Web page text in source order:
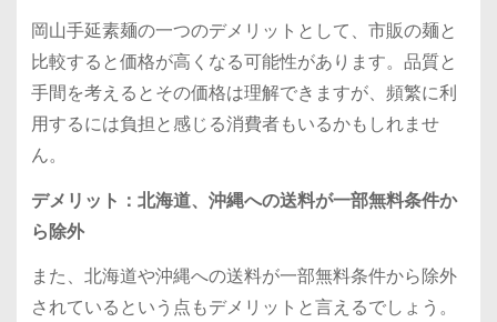
岡山手延素麺の一つのデメリットとして、市販の麺と
比較すると価格が高くなる可能性があります。品質と
手間を考えるとその価格は理解できますが、頻繁に利
用するには負担と感じる消費者もいるかもしれませ
ん。
デメリット：北海道、沖縄への送料が一部無料条件か
ら除外
また、北海道や沖縄への送料が一部無料条件から除外
されているという点もデメリットと言えるでしょう。